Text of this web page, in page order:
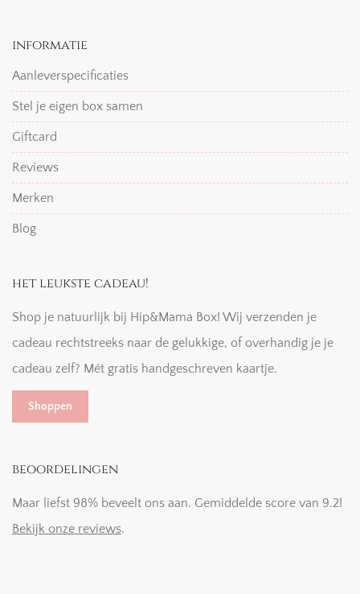
informatie
Aanleverspecificaties
Stel je eigen box samen
Giftcard
Reviews
Merken
Blog
het leukste cadeau!
Shop je natuurlijk bij Hip&Mama Box! Wij verzenden je
cadeau rechtstreeks naar de gelukkige, of overhandig je je
cadeau zelf? Mét gratis handgeschreven kaartje.
Shoppen
beoordelingen
Maar liefst 98% beveelt ons aan. Gemiddelde score van 9.2!
Bekijk onze reviews.